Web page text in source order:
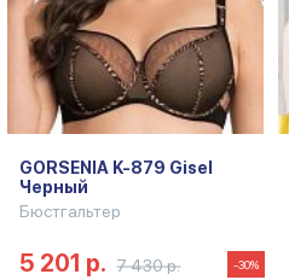
GORSENIA K-879 Gisel
Черный
Бюстгальтер
5 201 р. 7 430 р. -30%